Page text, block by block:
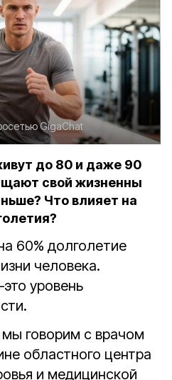
GigaChat
до 80 и даже 90
свой жизненны
Что влияет на
60% долголетие
человека.
уровень
говорим с врачом
областного центра
и медицинской